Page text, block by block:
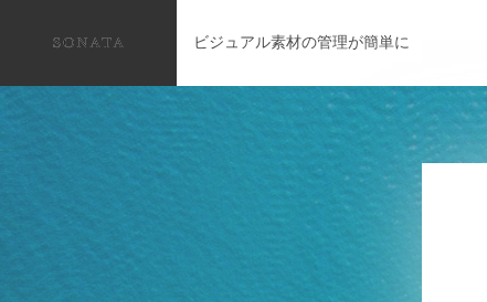
ビジュアル素材の管理が簡単に